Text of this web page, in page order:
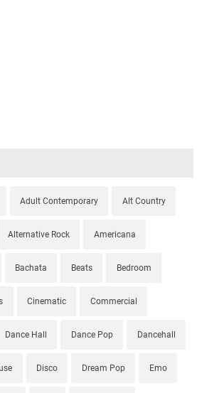
Adult Contemporary Alt Country
Alternative Rock Americana
Bachata Beats Bedroom
Cinematic Commercial
Dance Hall Dance Pop Dancehall
Disco Dream Pop Emo